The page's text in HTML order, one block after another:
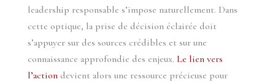
leadership responsable s’impose naturellement. Dans
cette optique, la prise de décision éclairée doit
s’appuyer sur des sources crédibles et sur une
connaissance approfondie des enjeux. Le lien vers
l’actiondevient alors une ressource précieuse pour